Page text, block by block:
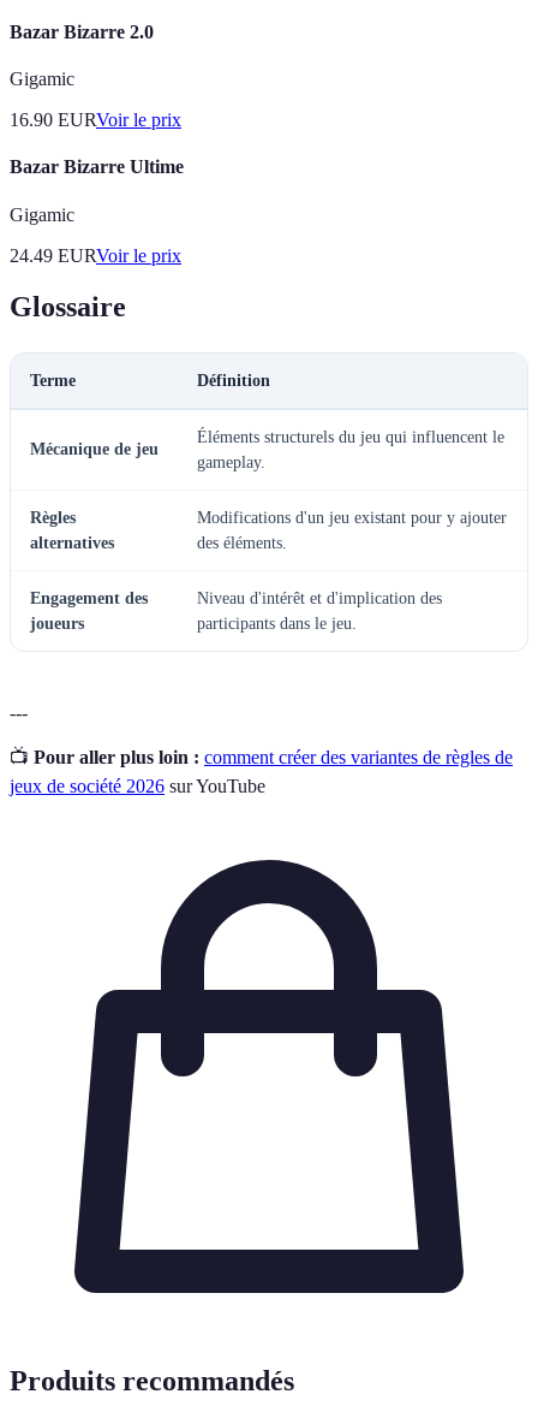
Bazar Bizarre 2.0
Gigamic
16.90 EURVoir le prix
Bazar Bizarre Ultime
Gigamic
24.49 EURVoir le prix
Glossaire
Terme Définition
Mécanique de jeu
Éléments structurels du jeu qui influencent le
gameplay.
Règles
alternatives
Modifications d'un jeu existant pour y ajouter
des éléments.
Engagement des
joueurs
Niveau d'intérêt et d'implication des
participants dans le jeu.
---
📺 Pour aller plus loin : comment créer des variantes de règles de
jeux de société 2026 sur YouTube
Produits recommandés